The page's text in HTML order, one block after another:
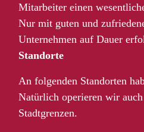
Mitarbeiter einen
Nur mit guten und
Unternehmen auf Dauer
Standorte
An folgenden Standorten
Natürlich operieren wir
Stadtgrenzen.